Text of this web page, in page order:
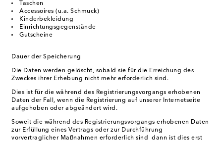
Taschen
Accessoires (u.a. Schmuck)
Kinderbekleidung
Einrichtungsgegenstände
Gutscheine
Dauer der Speicherung
Die Daten werden gelöscht, sobald sie für die Erreichung des
Zweckes ihrer Erhebung nicht mehr erforderlich sind.
Dies ist für die während des Registrierungsvorgangs erhobenen
Daten der Fall, wenn die Registrierung auf unserer Internetseite
aufgehoben oder abgeändert wird.
Soweit die während des Registrierungsvorgangs erhobenen Daten
zur Erfüllung eines Vertrags oder zur Durchführung
vorvertraglicher Maßnahmen erforderlich sind dann ist dies erst